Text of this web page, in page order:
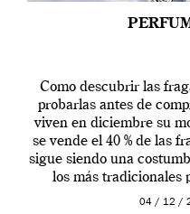
Como descubrir las
probarlas antes de
viven en diciembre su
se vende el 40 % de las
sigue siendo una
los más tradicionales
modernos.
04 / 12 /